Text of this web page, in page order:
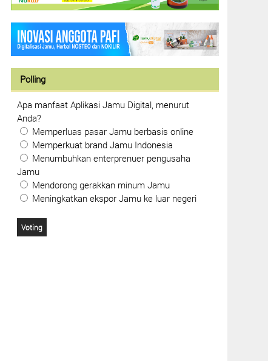
Polling
Apa manfaat Aplikasi Jamu Digital, menurut
Anda?
Memperluas pasar Jamu berbasis online
Memperkuat brand Jamu Indonesia
Menumbuhkan enterprenuer pengusaha
Jamu
Mendorong gerakkan minum Jamu
Meningkatkan ekspor Jamu ke luar negeri